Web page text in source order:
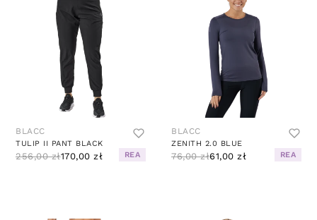
BLACC
TULIP II PANT BLACK
256,00 zł170,00 zł REA
BLACC
ZENITH 2.0 BLUE
76,00 zł61,00 zł REA